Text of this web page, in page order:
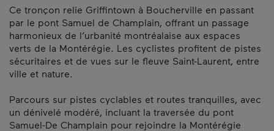
Ce tronçon relie Griffintown à Boucherville en passant
par le pont Samuel de Champlain, offrant un passage
harmonieux de l’urbanité montréalaise aux espaces
verts de la Montérégie. Les cyclistes profitent de pistes
sécuritaires et de vues sur le fleuve Saint-Laurent, entre
ville et nature.
Parcours sur pistes cyclables et routes tranquilles, avec
un dénivelé modéré, incluant la traversée du pont
Samuel-De Champlain pour rejoindre la Montérégie